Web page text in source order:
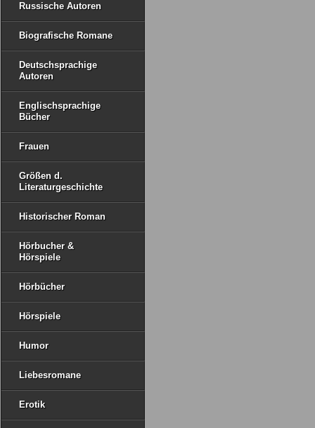
Russische Autoren
Biografische Romane
Deutschsprachige
Autoren
Englischsprachige
Bücher
Frauen
Größen d.
Literaturgeschichte
Historischer Roman
Hörbucher &
Hörspiele
Hörbücher
Hörspiele
Humor
Liebesromane
Erotik